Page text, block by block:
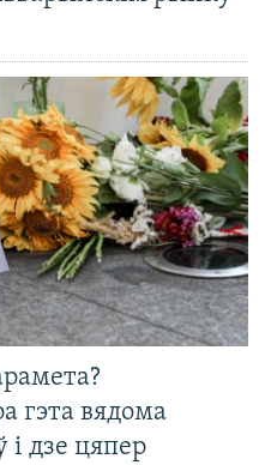
гэта вядома
і дзе цяпер